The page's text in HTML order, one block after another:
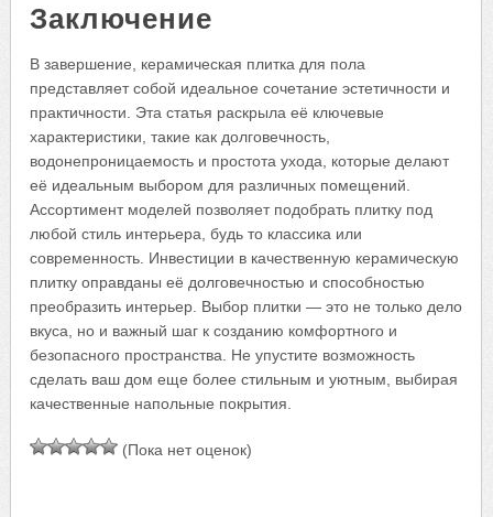
Заключение
В завершение, керамическая плитка для пола
представляет собой идеальное сочетание эстетичности и
практичности. Эта статья раскрыла её ключевые
характеристики, такие как долговечность,
водонепроницаемость и простота ухода, которые делают
её идеальным выбором для различных помещений.
Ассортимент моделей позволяет подобрать плитку под
любой стиль интерьера, будь то классика или
современность. Инвестиции в качественную керамическую
плитку оправданы её долговечностью и способностью
преобразить интерьер. Выбор плитки — это не только дело
вкуса, но и важный шаг к созданию комфортного и
безопасного пространства. Не упустите возможность
сделать ваш дом еще более стильным и уютным, выбирая
качественные напольные покрытия.
(Пока нет оценок)